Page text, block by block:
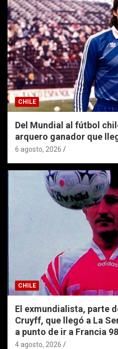
CHILE
Del Mundial al fútbol
arquero ganador que
6 agosto, 2026
CHILE
El exmundialista, parte
Cruyff, que llegó a La
a punto de ir a Francia 98
4 agosto, 2026